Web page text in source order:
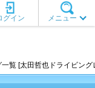
メニュー
グイン
一覧 [太田哲也ドライビン